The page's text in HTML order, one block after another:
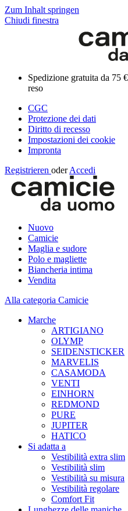
Zum Inhalt springen
Chiudi finestra
Spedizione gratuita da 75
reso
CGC
Protezione dei dati
Diritto di recesso
Impostazioni dei cookie
Impronta
Registrieren oder Accedi
Nuovo
Camicie
Maglia e sudore
Polo e magliette
Biancheria intima
Vendita
Alla categoria Camicie
Marche
ARTIGIANO
OLYMP
SEIDENSTICKER
MARVELIS
CASAMODA
VENTI
EINHORN
REDMOND
PURE
JUPITER
HATICO
Si adatta a
Vestibilità extra slim
Vestibilità slim
Vestibilità su misura
Vestibilità regolare
Comfort Fit